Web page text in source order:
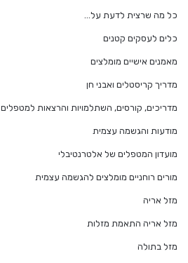
כל מה שרצית לדעת על…
כלים לעסקים קטנים
מאמנים אישיים מומלצים
מדריך קריסטלים ואבני חן
מדריכים, קורסים, השתלמויות והרצאות למטפלים
מודעות והגשמה עצמית
מועדון המטפלים של אלטרנטיבלי
מורים רוחניים מומלצים להגשמה עצמית
מזל אריה
מזל אריה התאמת מזלות
מזל בתולה